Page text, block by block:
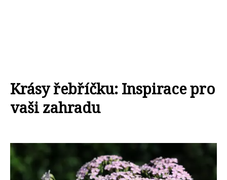
Krásy řebříčku: Inspirace pro
vaši zahradu